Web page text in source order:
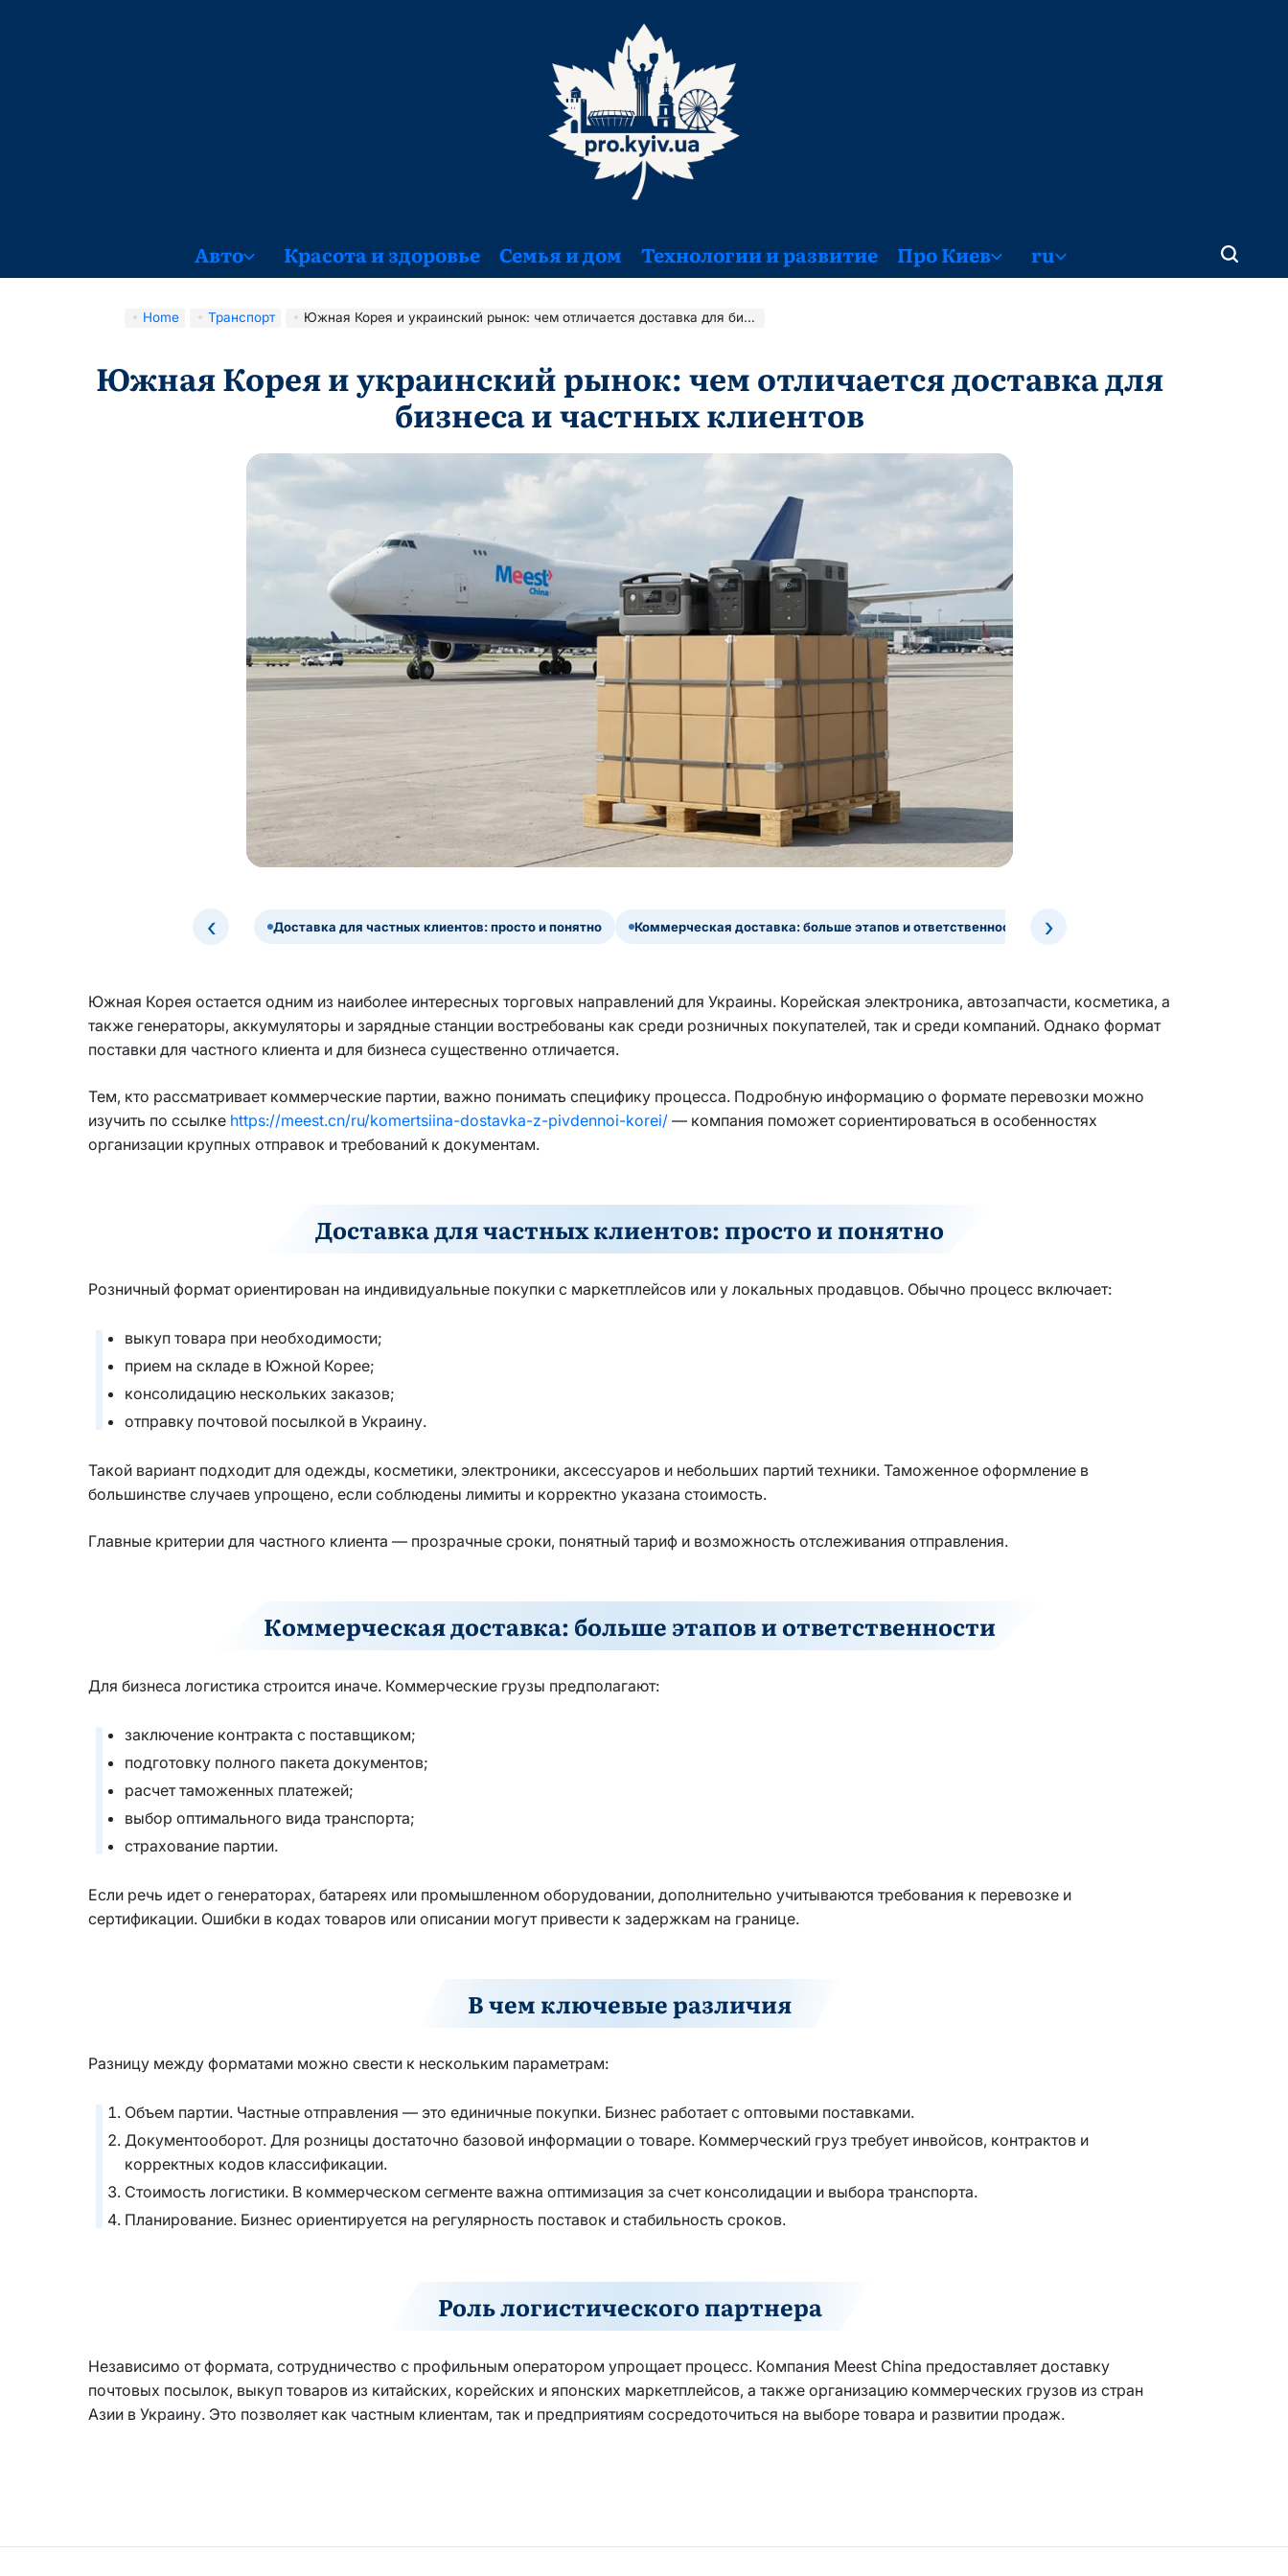
Авто Красота и здоровье Семья и дом Технологии и развитие Про Киев ru
Home Транспорт Южная Корея и украинский рынок: чем отличается доставка для бизнеса и частных клиентов
Южная Корея и украинский рынок: чем отличается доставка для
бизнеса и частных клиентов
Доставка для частных клиентов: просто и понятно Коммерческая доставка: больше этапов и ответственности
‹ ›
Южная Корея остается одним из наиболее интересных торговых направлений для Украины. Корейская электроника, автозапчасти, косметика, а
также генераторы, аккумуляторы и зарядные станции востребованы как среди розничных покупателей, так и среди компаний. Однако формат
поставки для частного клиента и для бизнеса существенно отличается.
Тем, кто рассматривает коммерческие партии, важно понимать специфику процесса. Подробную информацию о формате перевозки можно
изучить по ссылке https://meest.cn/ru/komertsiina-dostavka-z-pivdennoi-korei/ — компания поможет сориентироваться в особенностях
организации крупных отправок и требований к документам.
Доставка для частных клиентов: просто и понятно
Розничный формат ориентирован на индивидуальные покупки с маркетплейсов или у локальных продавцов. Обычно процесс включает:
выкуп товара при необходимости;
прием на складе в Южной Корее;
консолидацию нескольких заказов;
отправку почтовой посылкой в Украину.
Такой вариант подходит для одежды, косметики, электроники, аксессуаров и небольших партий техники. Таможенное оформление в
большинстве случаев упрощено, если соблюдены лимиты и корректно указана стоимость.
Главные критерии для частного клиента — прозрачные сроки, понятный тариф и возможность отслеживания отправления.
Коммерческая доставка: больше этапов и ответственности
Для бизнеса логистика строится иначе. Коммерческие грузы предполагают:
заключение контракта с поставщиком;
подготовку полного пакета документов;
расчет таможенных платежей;
выбор оптимального вида транспорта;
страхование партии.
Если речь идет о генераторах, батареях или промышленном оборудовании, дополнительно учитываются требования к перевозке и
сертификации. Ошибки в кодах товаров или описании могут привести к задержкам на границе.
В чем ключевые различия
Разницу между форматами можно свести к нескольким параметрам:
Объем партии. Частные отправления — это единичные покупки. Бизнес работает с оптовыми поставками.
Документооборот. Для розницы достаточно базовой информации о товаре. Коммерческий груз требует инвойсов, контрактов и
корректных кодов классификации.
Стоимость логистики. В коммерческом сегменте важна оптимизация за счет консолидации и выбора транспорта.
Планирование. Бизнес ориентируется на регулярность поставок и стабильность сроков.
Роль логистического партнера
Независимо от формата, сотрудничество с профильным оператором упрощает процесс. Компания Meest China предоставляет доставку
почтовых посылок, выкуп товаров из китайских, корейских и японских маркетплейсов, а также организацию коммерческих грузов из стран
Азии в Украину. Это позволяет как частным клиентам, так и предприятиям сосредоточиться на выборе товара и развитии продаж.